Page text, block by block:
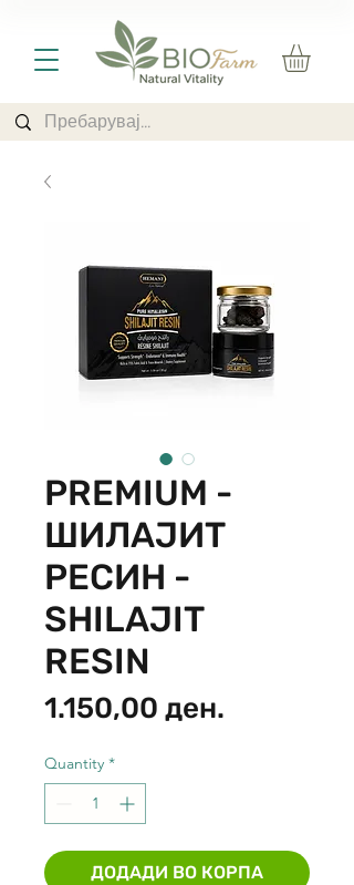
PREMIUM -
ШИЛАЈИТ
РЕСИН -
SHILAJIT
RESIN
1.150,00 ден.
Quantity *
ДОДАДИ ВО КОРПА